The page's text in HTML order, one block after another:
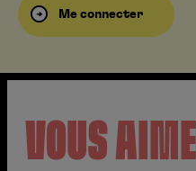
Me connecter
VOUS